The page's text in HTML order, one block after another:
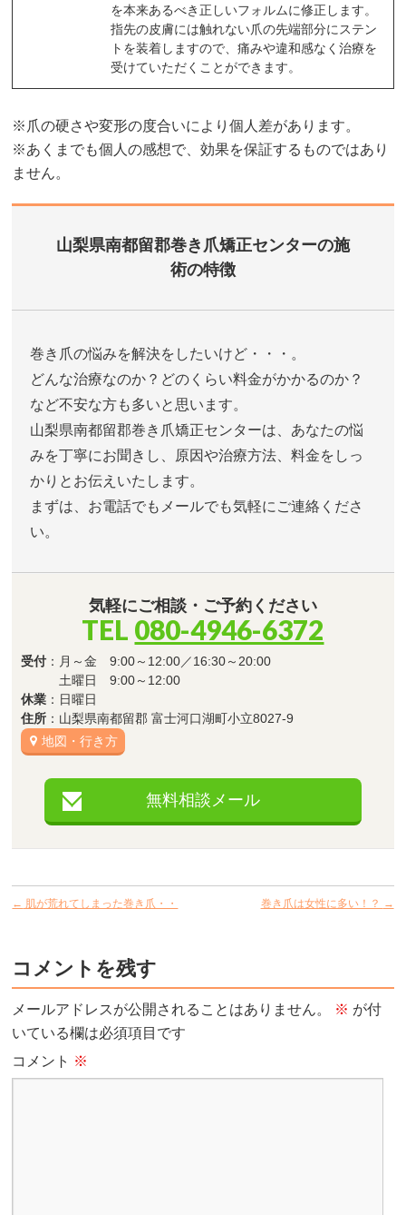
を本来あるべき正しいフォルムに修正します。
指先の皮膚には触れない爪の先端部分にステン
トを装着しますので、痛みや違和感なく治療を
受けていただくことができます。
※爪の硬さや変形の度合いにより個人差があります。
※あくまでも個人の感想で、効果を保証するものではあり
ません。
山梨県南都留郡巻き爪矯正センターの施
術の特徴
巻き爪の悩みを解決をしたいけど・・・。
どんな治療なのか？どのくらい料金がかかるのか？
など不安な方も多いと思います。
山梨県南都留郡巻き爪矯正センターは、あなたの悩
みを丁寧にお聞きし、原因や治療方法、料金をしっ
かりとお伝えいたします。
まずは、お電話でもメールでも気軽にご連絡くださ
い。
気軽にご相談・ご予約ください
TEL 080-4946-6372
受付 ：月～金 9:00～12:00／16:30～20:00
土曜日 9:00～12:00
休業 ：日曜日
住所 ：山梨県南都留郡 富士河口湖町小立8027-9
地図・行き方
無料相談メール
← 肌が荒れてしまった巻き爪・・ 巻き爪は女性に多い！？ →
コメントを残す
メールアドレスが公開されることはありません。 ※ が付
いている欄は必須項目です
コメント ※